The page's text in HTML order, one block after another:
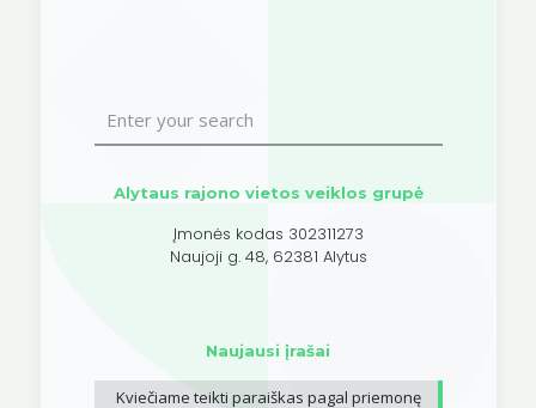
Alytaus rajono vietos veiklos grupė
Įmonės kodas 302311273
Naujoji g. 48, 62381 Alytus
Naujausi įrašai
Kviečiame teikti paraiškas pagal priemonę